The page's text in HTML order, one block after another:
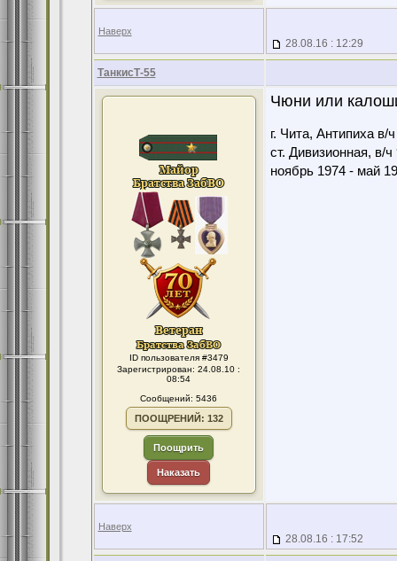
Наверх
28.08.16 : 12:29
ТанкисТ-55
ID пользователя #3479
Зарегистрирован: 24.08.10 :
08:54
Сообщений: 5436
ПООЩРЕНИЙ: 132
Поощрить
Наказать
Чюни или
г. Чита, Антипиха в/
ст. Дивизионная, в/ч
ноябрь 1974 - май
Наверх
28.08.16 : 17:52